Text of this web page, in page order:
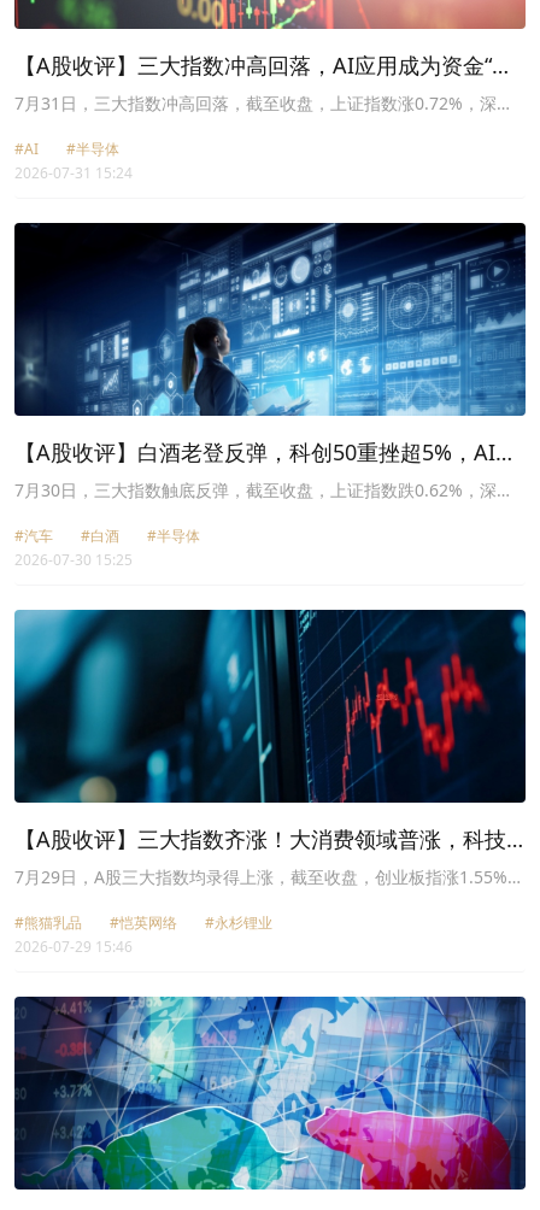
【A股收评】三大指数冲高回落，AI应用成为资金“新
宠儿”
7月31日，三大指数冲高回落，截至收盘，上证指数涨0.72%，深证
股票飘红，两市成交额约2.54万亿元。
#AI
#半导体
2026-07-31 15:24
【A股收评】白酒老登反弹，科创50重挫超5%，AI硬
件仍是重灾区
7月30日，三大指数触底反弹，截至收盘，上证指数跌0.62%，深证
只股票飘红，两市成交额约2.36万亿元。
#汽车 #白酒
#半导体
2026-07-30 15:25
【A股收评】三大指数齐涨！大消费领域普涨，科技
股延续跌势
7月29日，A股三大指数均录得上涨，截至收盘，创业板指涨1.55%，
0.40%，报3828.47点，科创50指数则下挫0.87%。两市近4000只个
股上涨，两市成交额2.31万亿元。
#熊猫乳品 #恺英网络
#永杉锂业
2026-07-29 15:46